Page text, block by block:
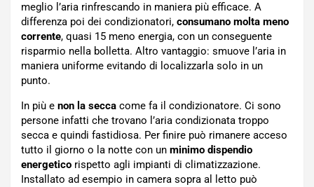
meglio l’aria rinfrescando in maniera più efficace. A
differenza poi dei condizionatori, consumano molta meno
corrente, quasi 15 meno energia, con un conseguente
risparmio nella bolletta. Altro vantaggio: smuove l’aria in
maniera uniforme evitando di localizzarla solo in un
punto.
In più e non la secca come fa il condizionatore. Ci sono
persone infatti che trovano l’aria condizionata troppo
secca e quindi fastidiosa. Per finire può rimanere acceso
tutto il giorno o la notte con un minimo dispendio
energetico rispetto agli impianti di climatizzazione.
Installato ad esempio in camera sopra al letto può